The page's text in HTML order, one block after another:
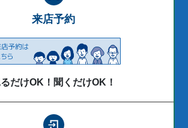
来店予約
るだけOK！聞くだけOK！